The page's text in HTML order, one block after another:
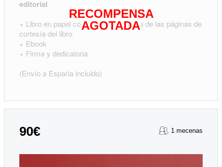
editorial
+ Libro en papel con tu nombre en una de las páginas de
cortesía del libro
+ Ebook
+ Firma y dedicatoria
(Envío a España incluido)
RECOMPENSA
AGOTADA
90€ 1 mecenas